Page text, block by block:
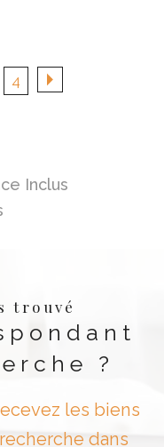
4
Inclus
trouvé
?
les biens
dans